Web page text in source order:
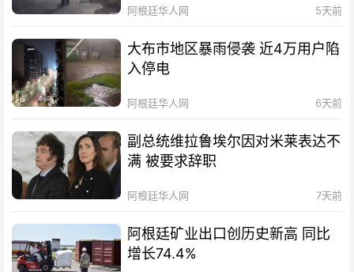
阿根廷华人网 5天前
大布市地区暴雨侵袭 近4万用户陷
入停电
阿根廷华人网 6天前
副总统维拉鲁埃尔因对米莱表达不
满 被要求辞职
阿根廷华人网 7天前
阿根廷矿业出口创历史新高 同比
增长74.4%